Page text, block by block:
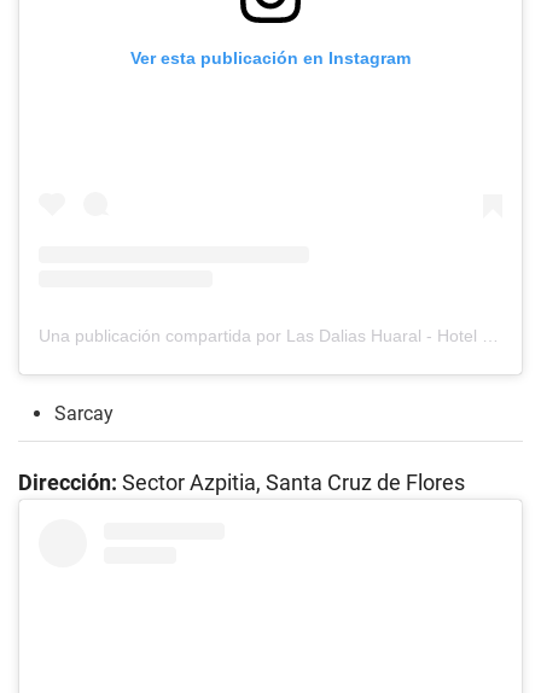
Ver esta publicación en Instagram
Sarcay
Dirección: Sector Azpitia, Santa Cruz de Flores